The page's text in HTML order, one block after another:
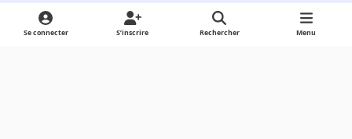
Light ModeDark ModeSystem Preference
Se connecter S’inscrire Rechercher Menu